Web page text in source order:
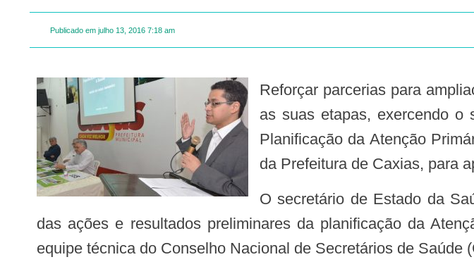
Publicado em julho 13, 2016 7:18 am
Reforçar parcerias para
as suas etapas, exercendo o
Planificação da Atenção
da Prefeitura de Caxias, para
O secretário de Estado da Saúde, Carlos Lula, presente ao evento, acompanhou a avaliação
das ações e resultados preliminares da planificação da
equipe técnica do Conselho Nacional de Secretários de Saúde